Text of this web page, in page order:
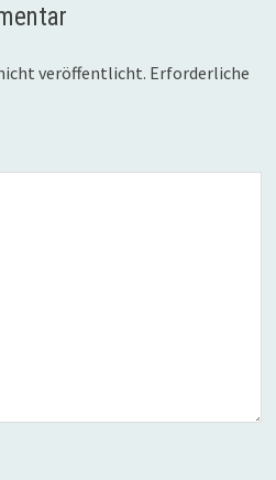
veröffentlicht. Erforderliche